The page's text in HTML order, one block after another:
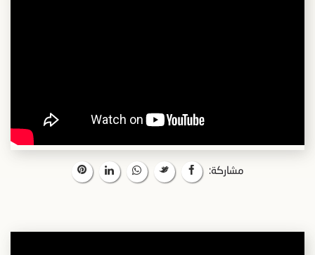
مشاركة: